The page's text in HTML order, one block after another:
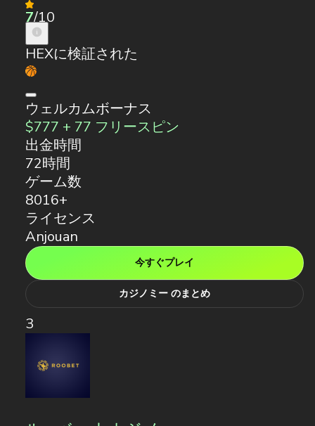
7/10
HEXに検証された
ウェルカムボーナス
$777 + 77 フリースピン
出金時間
72時間
ゲーム数
8016+
ライセンス
Anjouan
今すぐプレイ
カジノミー のまとめ
3